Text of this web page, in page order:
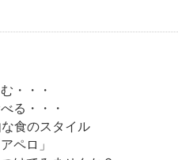
・・・
る・・・
食のスタイル
ペロ」